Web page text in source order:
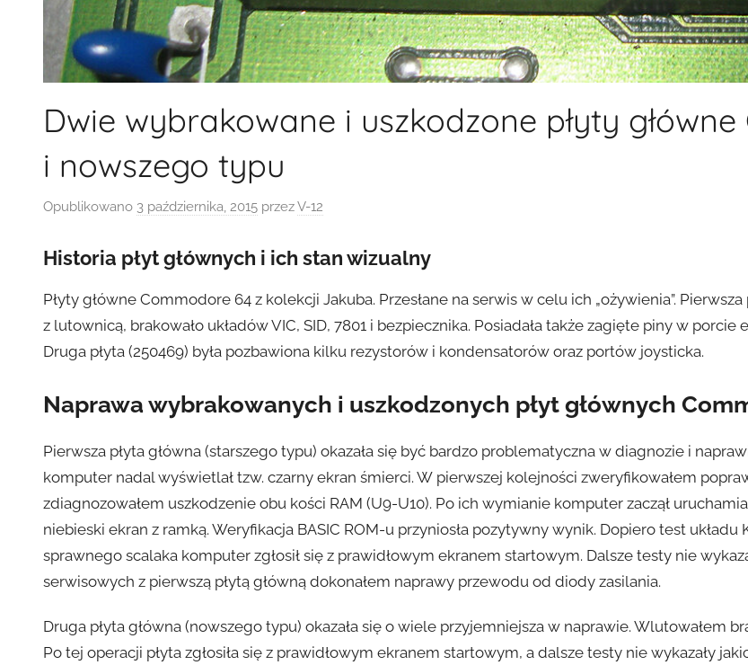
Dwie wybrakowane i uszkodzone płyty
i nowszego typu
Opublikowano 3 października, 2015 przezV-12
Historia płyt głównych i ich stan wizualny
Płyty główne Commodore 64 z kolekcji Jakuba. Przesłane na serwis w celu ich „ożywienia”.
z lutownicą, brakowało układów VIC, SID, 7801 i bezpiecznika. Posiadała także zagięte piny w
Druga płyta (250469) była pozbawiona kilku rezystorów i kondensatorów oraz portów joysticka.
Naprawa wybrakowanych i uszkodzonych płyt głównych
Pierwsza płyta główna (starszego typu) okazała się być bardzo problematyczna w diagnozie i
komputer nadal wyświetlał tzw. czarny ekran śmierci. W pierwszej kolejności zweryfikowałem
zdiagnozowałem uszkodzenie obu kości RAM (U9-U10). Po ich wymianie komputer zaczął
niebieski ekran z ramką. Weryfikacja BASIC ROM-u przyniosła pozytywny wynik. Dopiero test
sprawnego scalaka komputer zgłosił się z prawidłowym ekranem startowym. Dalsze testy nie
serwisowych z pierwszą płytą główną dokonałem naprawy przewodu od diody zasilania.
Druga płyta główna (nowszego typu) okazała się o wiele przyjemniejsza w naprawie. Wlutowałem
Po tej operacji płyta zgłosiła się z prawidłowym ekranem startowym, a dalsze testy nie wykazały